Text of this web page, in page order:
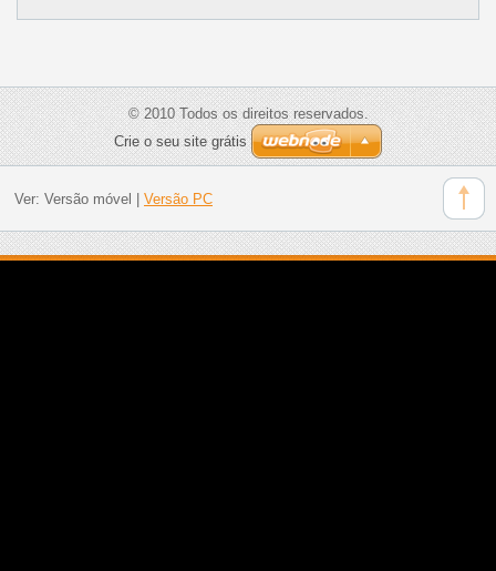
© 2010 Todos os direitos reservados.
Crie o seu site grátis
Ver: Versão móvel Versão PC